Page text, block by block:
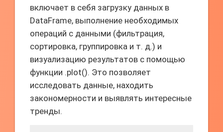
включает в себя загрузку данных в
DataFrame, выполнение необходимых
операций с данными (фильтрация,
сортировка, группировка и т. д.) и
визуализацию результатов с помощью
функции .plot(). Это позволяет
исследовать данные, находить
закономерности и выявлять интересные
тренды.